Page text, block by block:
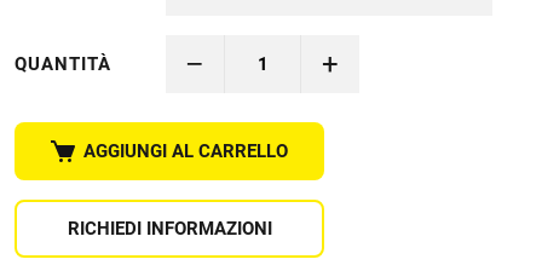
QUANTITÀ – +
AGGIUNGI AL CARRELLO
RICHIEDI INFORMAZIONI